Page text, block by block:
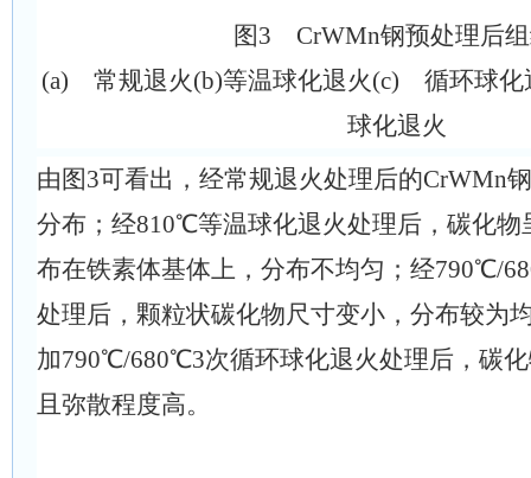
图3 CrWMn钢预处理后
(a) 常规退火(b)等温球化退火(c) 循环球
球化退火
由图3可看出，经常规退火处理后的CrWMn
分布；经810℃等温球化退火处理后，碳化物
布在铁素体基体上，分布不均匀；经790℃/
处理后，颗粒状碳化物尺寸变小，分布较为
加790℃/680℃3次循环球化退火处理后，碳
且弥散程度高。